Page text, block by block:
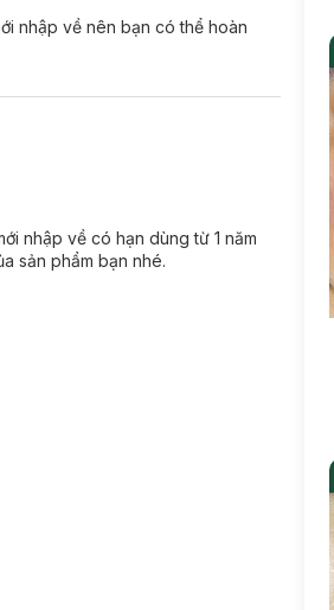
nhập về nên bạn có thể hoàn
nhập về có hạn dùng từ 1 năm
sản phẩm bạn nhé.